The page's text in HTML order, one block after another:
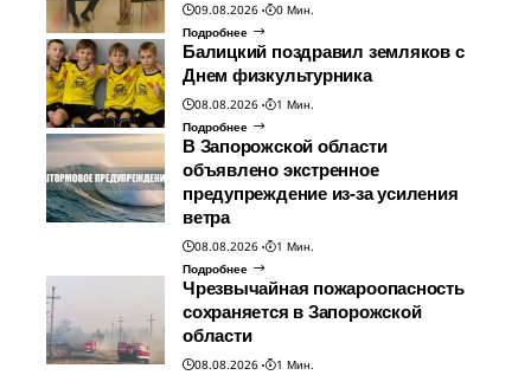
09.08.2026
0 Мин.
Подробнее
Балицкий поздравил земляков с
Днем физкультурника
08.08.2026
1 Мин.
Подробнее
В Запорожской области
объявлено экстренное
предупреждение из-за усиления
ветра
08.08.2026
1 Мин.
Подробнее
Чрезвычайная пожароопасность
сохраняется в Запорожской
области
08.08.2026
1 Мин.